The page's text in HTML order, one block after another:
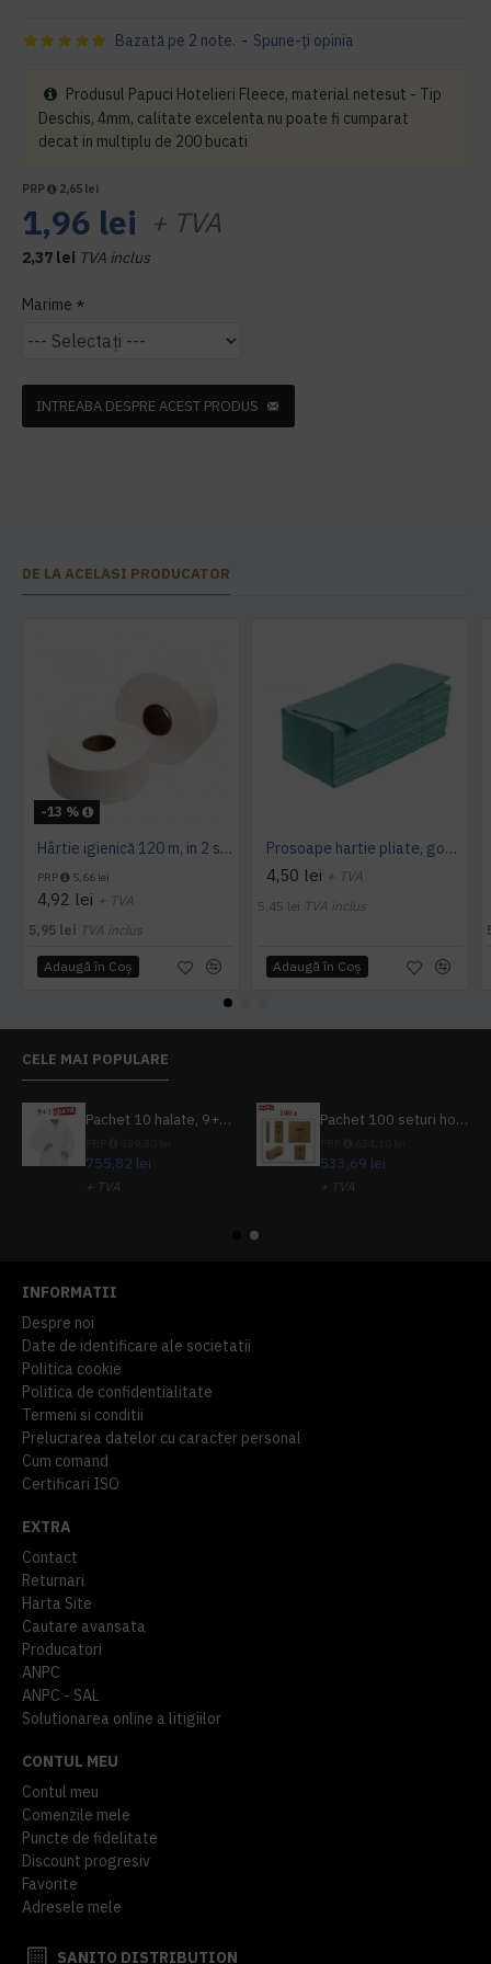
Bazată pe 2 note. - Spune-ţi opinia
PRP 2,65 lei
1,96 lei + TVA
2,37 lei TVA inclus
Marime
Produsul Papuci Hotelieri Fleece, material netesut - Tip
Deschis, 4mm, calitate excelenta nu poate fi cumparat
decat in multiplu de 200 bucati
INTREABA DESPRE ACEST PRODUS
DE LA ACELASI PRODUCATOR
-13 %
Hârtie igienică 120 m, in 2 straturi, extra albă, Mini Jumbo, AQAS
PRP 5,66 lei
4,92 lei + TVA
5,95 lei TVA inclus
Adaugă în Coş
Prosoape hartie pliate, gofrate, verzi, 25 x 23 cm, V fold, 1 strat, AQAS, 250 buc/pachet
4,50 lei + TVA
5,45 lei TVA inclus
Adaugă în Coş
CELE MAI POPULARE
Pachet 10 halate, 9+1 gratuit
755,82 lei
+ TVA
Pachet 100 seturi hoteliere, set dentar, set barbierit, casca de dus, pila unghii, set cusut
533,69 lei
+ TVA
INFORMATII
Despre noi
Date de identificare ale societatii
Politica cookie
Politica de confidentialitate
Termeni si conditii
Prelucrarea datelor cu caracter personal
Cum comand
Certificari ISO
EXTRA
Contact
Returnari
Harta Site
Cautare avansata
Producatori
ANPC
ANPC - SAL
Solutionarea online a litigiilor
CONTUL MEU
Contul meu
Comenzile mele
Puncte de fidelitate
Discount progresiv
Favorite
Adresele mele
SANITO DISTRIBUTION